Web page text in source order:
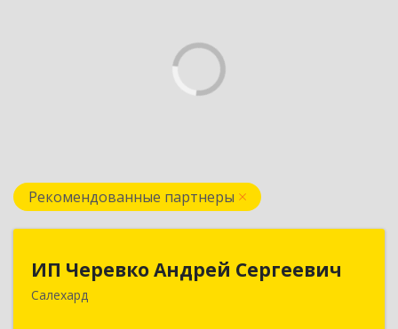
Рекомендованные партнеры
ИП Черевко Андрей Сергеевич
Салехард
ИП Черевко Андрей Сергеевич
629003, Ямало-Ненецкий АО, Салехард г,